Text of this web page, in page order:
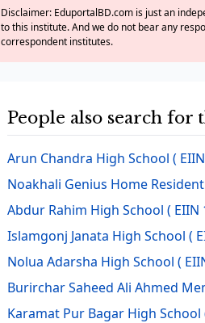
Disclaimer: EduportalBD.com is just an
to this institute. And we do not bear any
correspondent institutes.
People also search for
Arun Chandra High School (
Noakhali Genius Home
Abdur Rahim High School ( EIIN
Islamgonj Janata High School (
Nolua Adarsha High School (
Burirchar Saheed Ali Ahmed
Karamat Pur Bagar High School